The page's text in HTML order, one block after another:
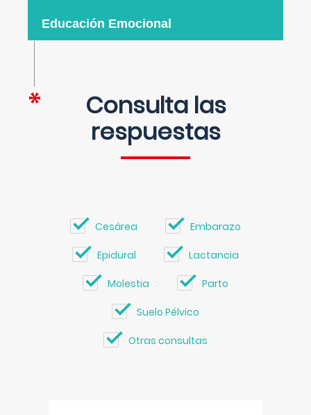
Educación Emocional
Consulta las
respuestas
Cesárea Embarazo
Epidural Lactancia
Molestia Parto
Suelo Pélvico
Otras consultas